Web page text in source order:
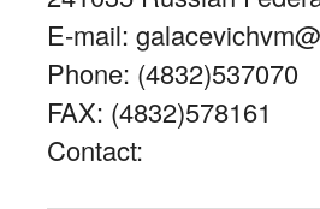
E-mail:
Phone: (4832)537070
FAX: (4832)578161
Contact: